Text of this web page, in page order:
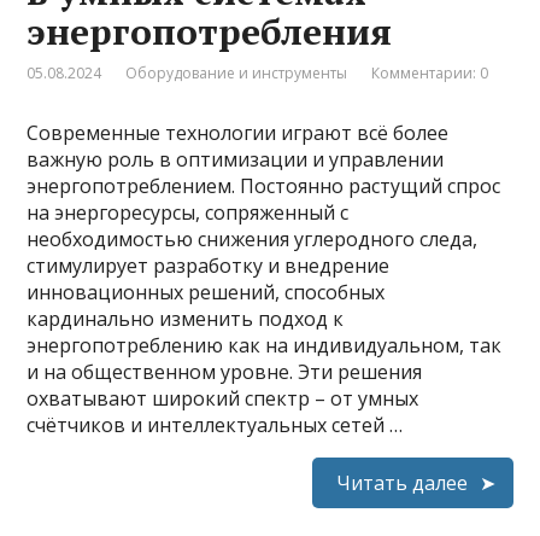
энергопотребления
05.08.2024 Оборудование и инструменты Комментарии: 0
Современные технологии играют всё более
важную роль в оптимизации и управлении
энергопотреблением. Постоянно растущий спрос
на энергоресурсы, сопряженный с
необходимостью снижения углеродного следа,
стимулирует разработку и внедрение
инновационных решений, способных
кардинально изменить подход к
энергопотреблению как на индивидуальном, так
и на общественном уровне. Эти решения
охватывают широкий спектр – от умных
счётчиков и интеллектуальных сетей …
Читать далее